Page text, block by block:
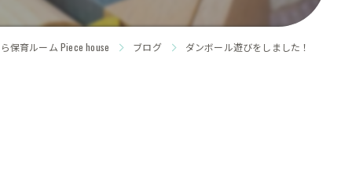
保育ルーム Piece house ブログ ダンボール遊びをしました！